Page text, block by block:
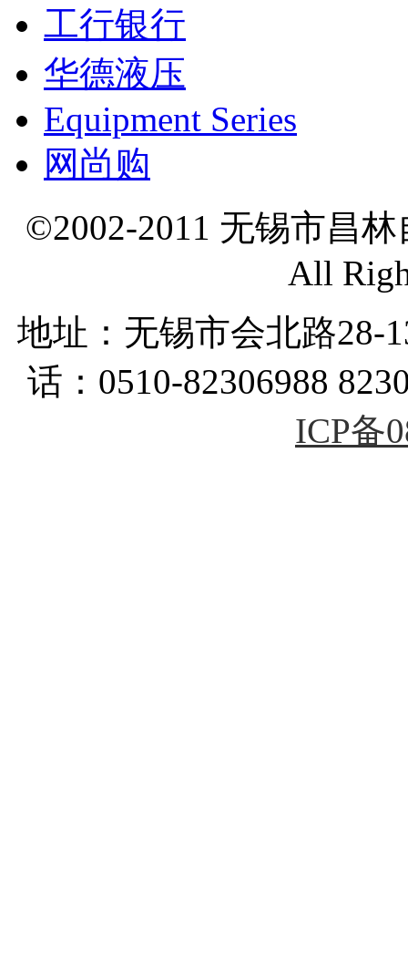
工行银行
华德液压
Equipment Series
网尚购
©2002-2011 无锡市昌
All
地址：无锡市会北路28-
话：0510-82306988
ICP备